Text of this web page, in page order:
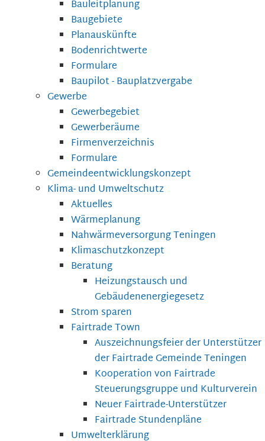
Bauleitplanung
Baugebiete
Planauskünfte
Bodenrichtwerte
Formulare
Baupilot - Bauplatzvergabe
Gewerbe
Gewerbegebiet
Gewerberäume
Firmenverzeichnis
Formulare
Gemeindeentwicklungskonzept
Klima- und Umweltschutz
Aktuelles
Wärmeplanung
Nahwärmeversorgung Teningen
Klimaschutzkonzept
Beratung
Heizungstausch und
Gebäudenenergiegesetz
Strom sparen
Fairtrade Town
Auszeichnungsfeier der Unterstützer
der Fairtrade Gemeinde Teningen
Kooperation von Fairtrade
Steuerungsgruppe und Kulturverein
Neuer Fairtrade-Unterstützer
Fairtrade Stundenpläne
Umwelterklärung